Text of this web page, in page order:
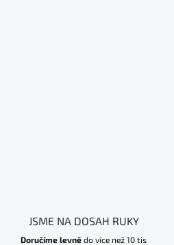
JSME NA DOSAH RUKY
Doručíme levně do více než 10 tis